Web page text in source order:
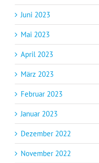
Juni 2023
Mai 2023
April 2023
März 2023
Februar 2023
Januar 2023
Dezember 2022
November 2022